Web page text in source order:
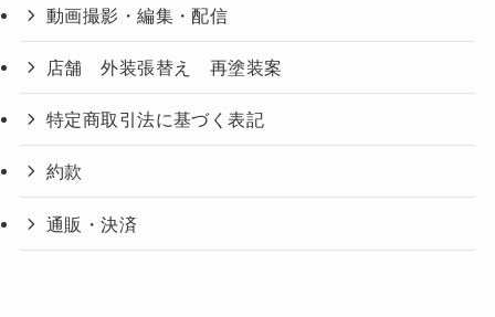
動画撮影・編集・配信
店舗 外装張替え 再塗装案
特定商取引法に基づく表記
約款
通販・決済